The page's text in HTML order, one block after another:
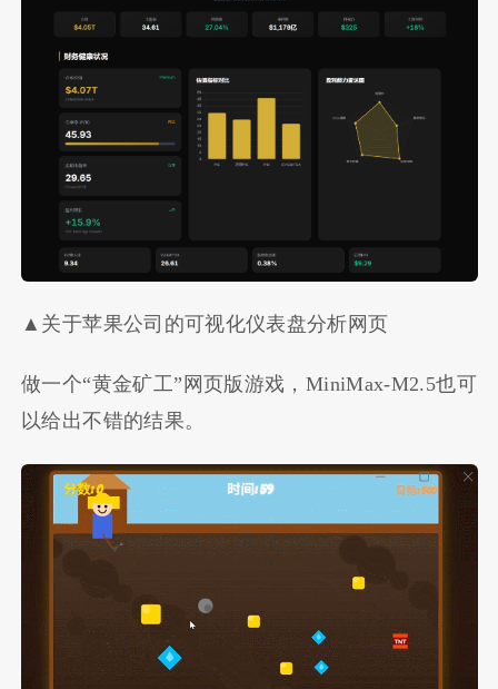
▲关于苹果公司的可视化仪表盘分析网页
做一个“黄金矿工”网页版游戏，MiniMax-M2.5也可
以给出不错的结果。